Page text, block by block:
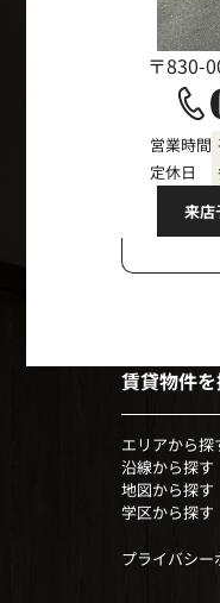
〒830-
営業時間
定休日
来店
賃貸物件
エリアから探
沿線から探す
地図から探す
学区から探す
プライバシー